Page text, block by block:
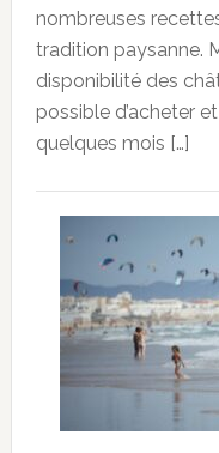
nombreuses
tradition paysanne.
disponibilité des
possible d’acheter
quelques mois […]